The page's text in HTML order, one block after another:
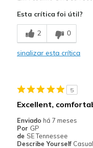
Comfortable
Stylish
View On Shoes
Esta crítica foi útil?
2 0
sinalizar esta crítica
5
Excellent,
Enviado há 7 meses
Por GP
de SE Tennessee
Describe Yourself Casual